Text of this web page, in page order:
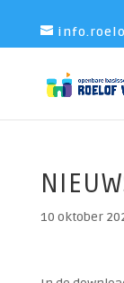
10 oktober